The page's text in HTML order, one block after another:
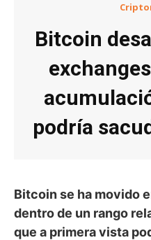
Bitcoin
podría
Bitcoin se ha movido
dentro de un rango
que a primera vista